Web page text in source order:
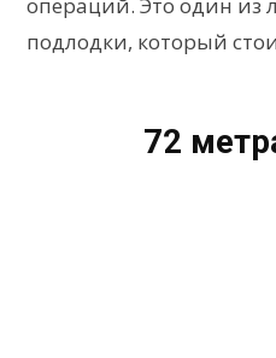
операций. Это один из
подлодки, который
72